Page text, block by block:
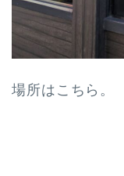
場所はこちら。